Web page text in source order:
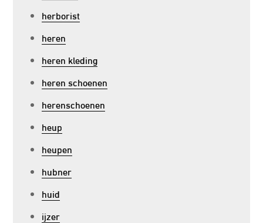
herborist
heren
heren kleding
heren schoenen
herenschoenen
heup
heupen
hubner
huid
ijzer